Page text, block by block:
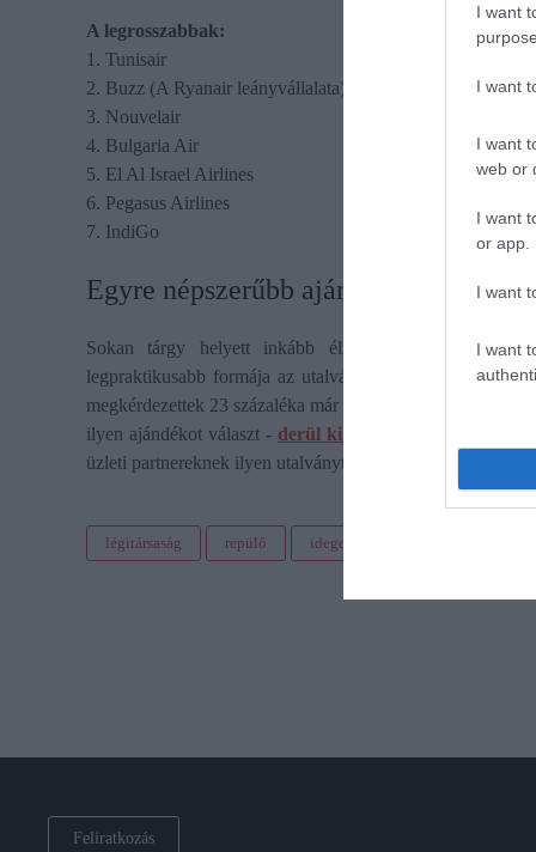
I want
I want
I want
web or
I want
or app.
I want
I want
A legrosszabbak:
1. Tunisair
2. Buzz (A Ryanair leányvállalata)
3. Nouvelair
4. Bulgaria Air
5. El Al Israel Airlines
6. Pegasus Airlines
7. IndiGo
Egyre népszerűbb ajándék a
Sokan tárgy helyett inkább élményt ajándékoznak
legpraktikusabb formája az utalvány. Nemcsak
megkérdezettek 23 százaléka már ajándékozott utazást
ilyen ajándékot választ - derül ki
üzleti partnereknek ilyen utalványt. Ennek az adóterhe 33-
légitársaság repülő idegenforgalom
Feliratkozás